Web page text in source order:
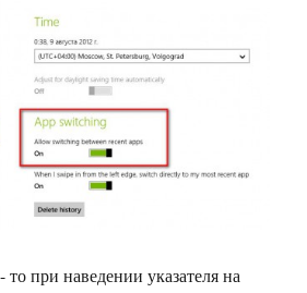
при наведении указателя на